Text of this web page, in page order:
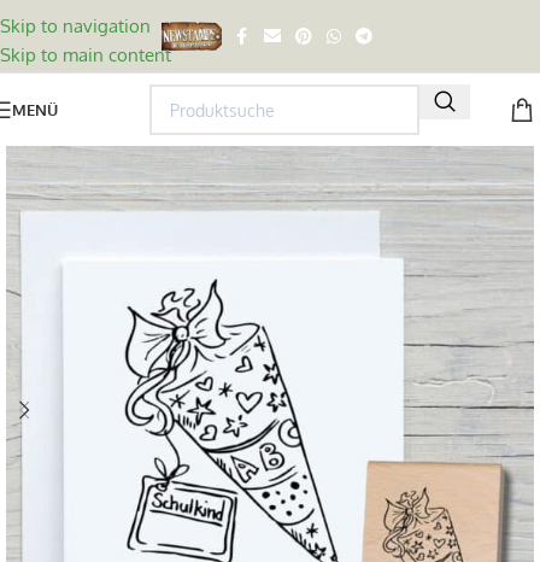
Skip to navigation
Skip to main content
MENÜ